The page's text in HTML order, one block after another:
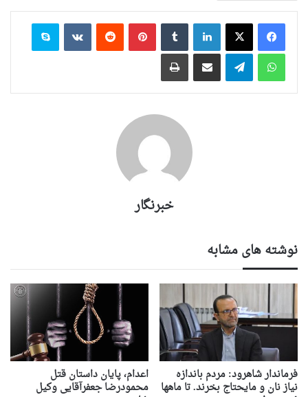
لینکدین ‫تامبلر ‫پین‌ترست‫رددیت ‫VKontakteاسکایپ
واتس آپ
تلگرام اشتراک گذاری از طریق ایمیل چاپ
خبرنگار
نوشته های مشابه
فرماندار شاهرود: مردم باندازه
نیاز نان و مایحتاج بخرند. تا ماهها
اعدام، پایان داستان قتل
محمودرضا جعفرآقایی وکیل